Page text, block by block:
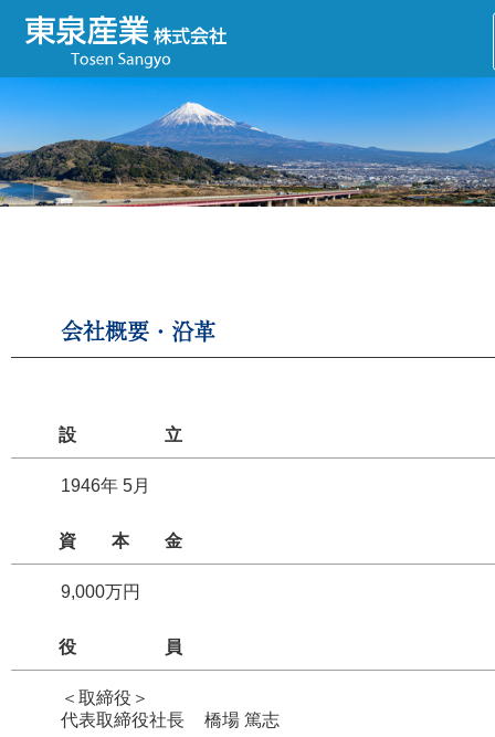
会社概要・沿革
設立
1946年 5月
資本金
9,000万円
役員
＜取締役＞
代表取締役社長
橋場 篤志